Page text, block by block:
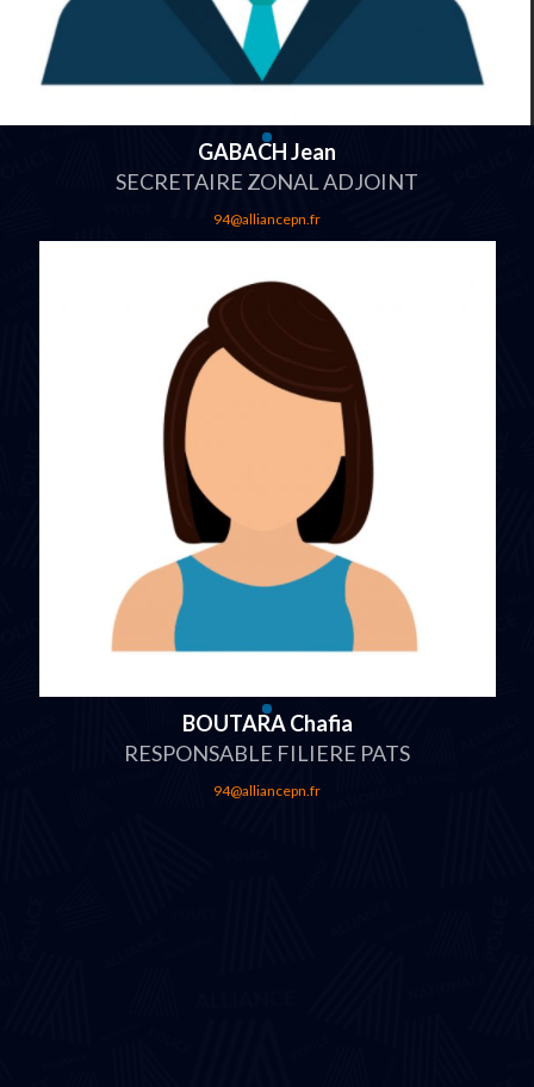
GABACH Jean
SECRETAIRE ZONAL ADJOINT
94@alliancepn.fr
BOUTARA Chafia
RESPONSABLE FILIERE PATS
94@alliancepn.fr